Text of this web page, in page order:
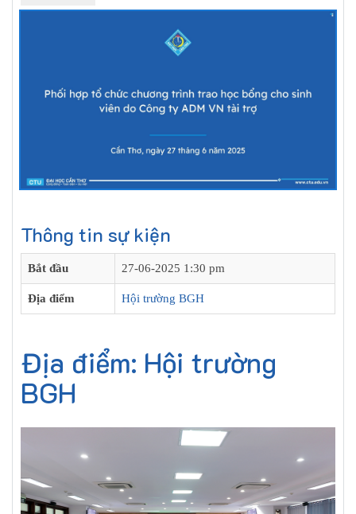
Thông tin sự kiện
Bắt đầu 27-06-2025 1:30 pm
Địa điểm Hội trường BGH
Địa điểm: Hội trường
BGH